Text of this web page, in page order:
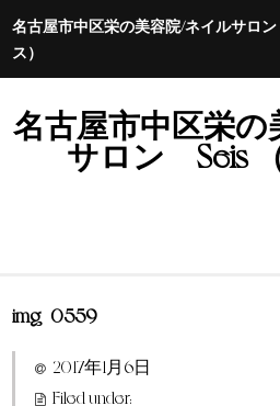
名古屋市中区栄の美容院/ネイルサロ
ス）
名古屋市中区栄
サロン Seis
ホーム
特定商取引法に基づく表示
img_0559
2017年1月6日
Filed under: